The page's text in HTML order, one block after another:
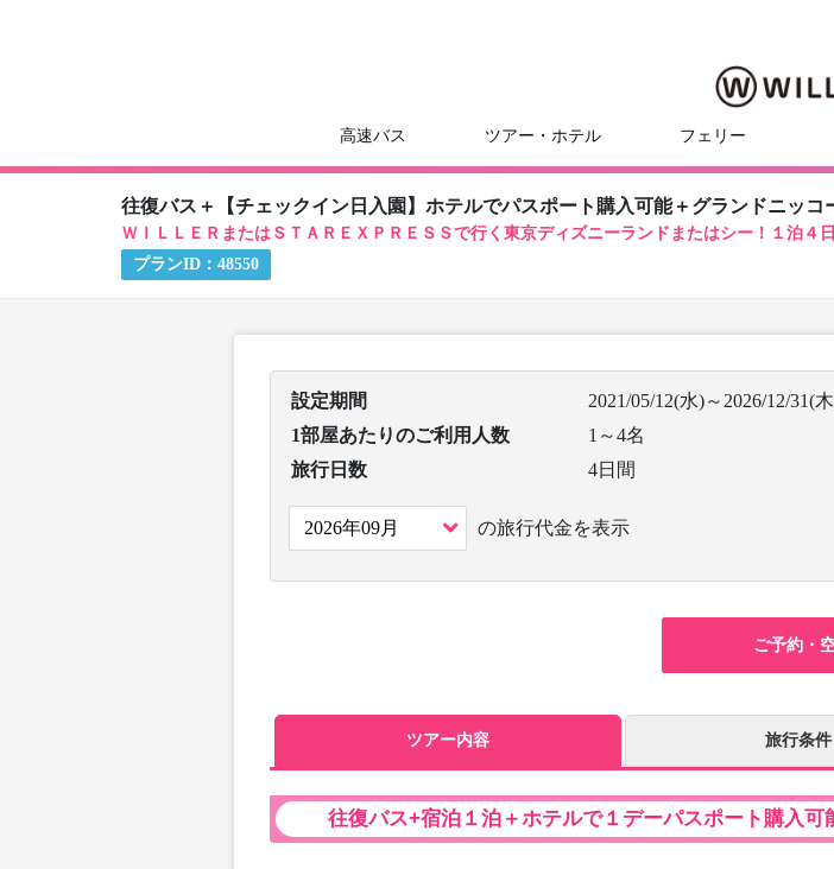
高速バス ツアー・ホテル フェリー
往復バス＋【チェックイン日入園】ホテルでパスポート購入可能＋グランドニッコ
ＷＩＬＬＥＲまたはＳＴＡＲＥＸＰＲＥＳＳで行く東京ディズニーランドまたはシー！１泊４日
プランID： 48550
設定期間
2021/05/12(水)～2026/12/31(
1部屋あたりのご利用人数
1～4名
旅行日数
4日間
の旅行代金を表示
ご予約・
ツアー内容 旅行条件
往復バス+宿泊１泊＋ホテルで１デーパスポート購入